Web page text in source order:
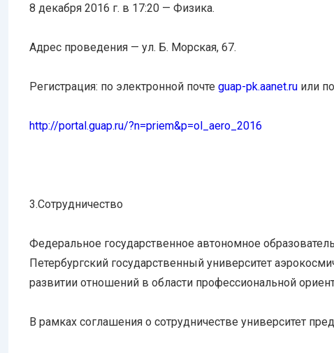
8 декабря 2016 г. в 17:20 — Физика.
Адрес проведения — ул. Б. Морская, 67.
Регистрация: по электронной почте guap-pk.aanet.ru или
http://portal.guap.ru/?n=priem&p=ol aero _2016
3.Сотрудничество
Федеральное государственное автономное
Петербургский государственный университет
развитии отношений в области профессиональной
В рамках соглашения о сотрудничестве университет